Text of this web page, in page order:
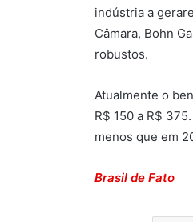
indústria a
Câmara, Bohn
robustos.
Atualmente o
R$ 150 a R$
menos que em
Brasil de Fato